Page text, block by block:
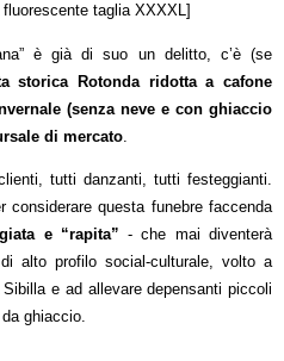
taglia XXXXL]
è già di suo un delitto, c’è (se
storica Rotonda ridotta a cafone
(senza neve e con ghiaccio
di mercato
tutti danzanti, tutti festeggianti.
questa funebre faccenda
e “rapita” - che mai diventerà
alto profilo social-culturale, volto a
e ad allevare depensanti piccoli
ghiaccio.